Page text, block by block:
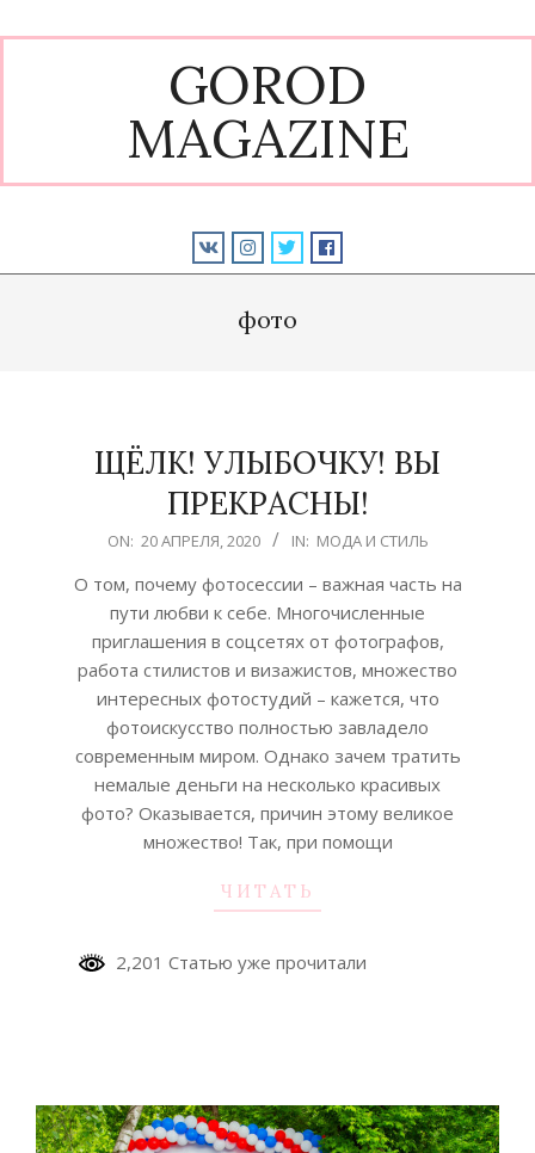
to
GOROD
MAGAZINE
фото
ЩЁЛК! УЛЫБОЧКУ! ВЫ
ПРЕКРАСНЫ!
2020-
20
ON: 20 АПРЕЛЯ, 2020 IN: МОДА И СТИЛЬ
О том, почему фотосессии – важная часть на
пути любви к себе. Многочисленные
приглашения в соцсетях от фотографов,
работа стилистов и визажистов, множество
интересных фотостудий – кажется, что
фотоискусство полностью завладело
современным миром. Однако зачем тратить
немалые деньги на несколько красивых
фото? Оказывается, причин этому великое
множество! Так, при помощи
ЧИТАТЬ
2,201 Статью уже прочитали